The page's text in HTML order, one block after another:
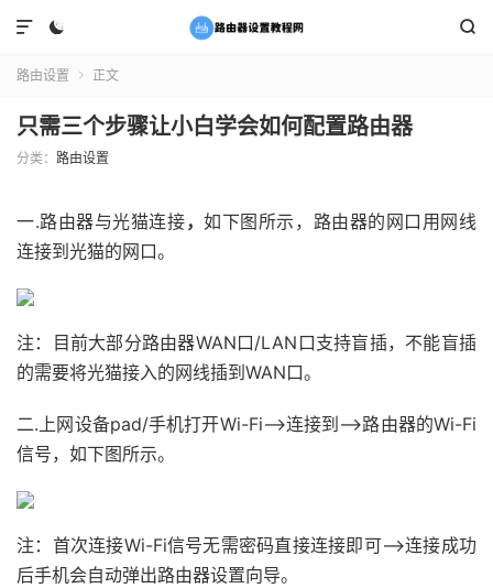
 

路由设置  正文
只需三个步骤让小白学会如何配置路由器
分类： 路由设置
一.路由器与光猫连接，如下图所示，路由器的网口用网线
连接到光猫的网口。
注：目前大部分路由器WAN口/LAN口支持盲插，不能盲插
的需要将光猫接入的网线插到WAN口。
二.上网设备pad/手机打开Wi-Fi—>连接到—>路由器的Wi-Fi
信号，如下图所示。
注：首次连接Wi-Fi信号无需密码直接连接即可——>连接成功
后手机会自动弹出路由器设置向导。